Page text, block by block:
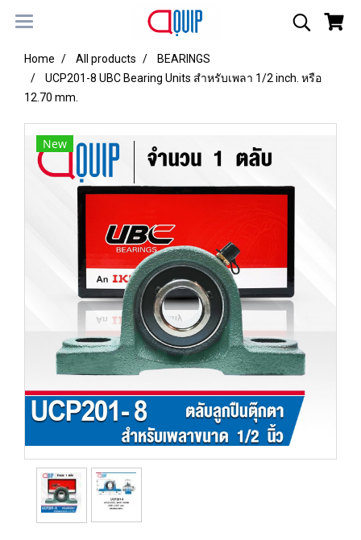
Home All products
BEARINGS
UCP201-8 UBC Bearing Units สำหรับเพลา 1/2 inch. หรือ
12.70 mm.
New